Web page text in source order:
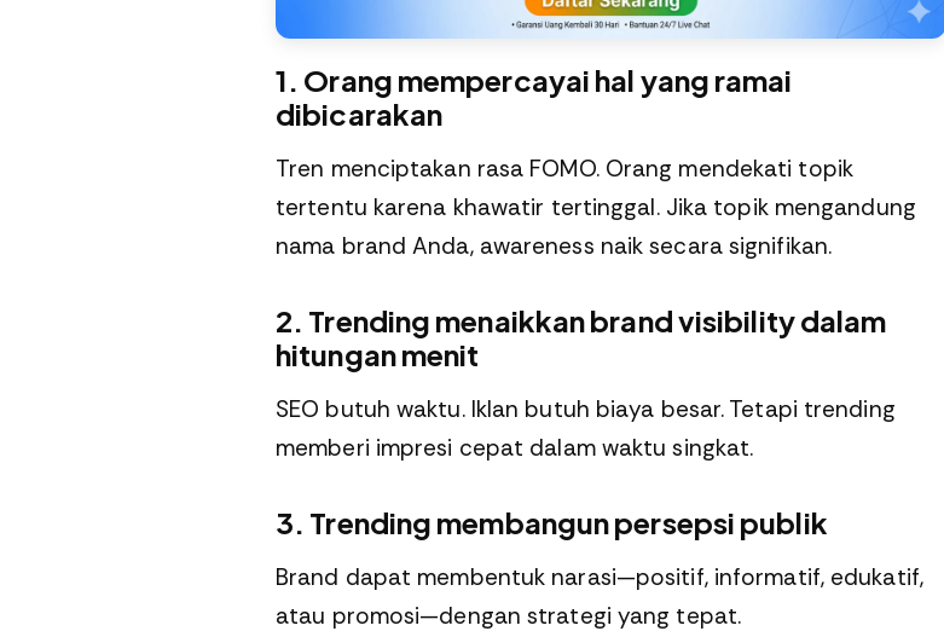
1. Orang mempercayai hal yang ramai
dibicarakan
Tren menciptakan rasa FOMO. Orang mendekati topik
tertentu karena khawatir tertinggal. Jika topik mengandung
nama brand Anda, awareness naik secara signifikan.
2. Trending menaikkan brand visibility dalam
hitungan menit
SEO butuh waktu. Iklan butuh biaya besar. Tetapi trending
memberi impresi cepat dalam waktu singkat.
3. Trending membangun persepsi publik
Brand dapat membentuk narasi—positif, informatif, edukatif,
atau promosi—dengan strategi yang tepat.